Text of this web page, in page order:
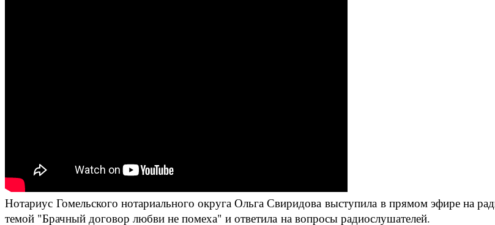
Нотариус Гомельского нотариального округа Ольга Свиридова выступила в прямом эфире на
темой "Брачный договор любви не помеха" и ответила на вопросы радиослушателей.